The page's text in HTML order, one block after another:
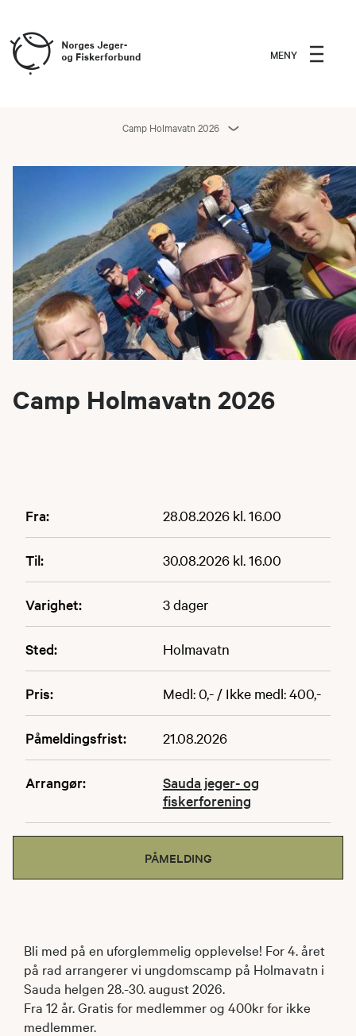
MENY
Camp Holmavatn 2026
Camp Holmavatn 2026
Fra: 28.08.2026 kl. 16.00
Til: 30.08.2026 kl. 16.00
Varighet: 3 dager
Sted: Holmavatn
Pris: Medl: 0,- / Ikke medl: 400,-
Påmeldingsfrist: 21.08.2026
Arrangør:
Sauda jeger- og
fiskerforening
PÅMELDING
Bli med på en uforglemmelig opplevelse! For 4. året
på rad arrangerer vi ungdomscamp på Holmavatn i
Sauda helgen 28.-30. august 2026.
Fra 12 år. Gratis for medlemmer og 400kr for ikke
medlemmer.